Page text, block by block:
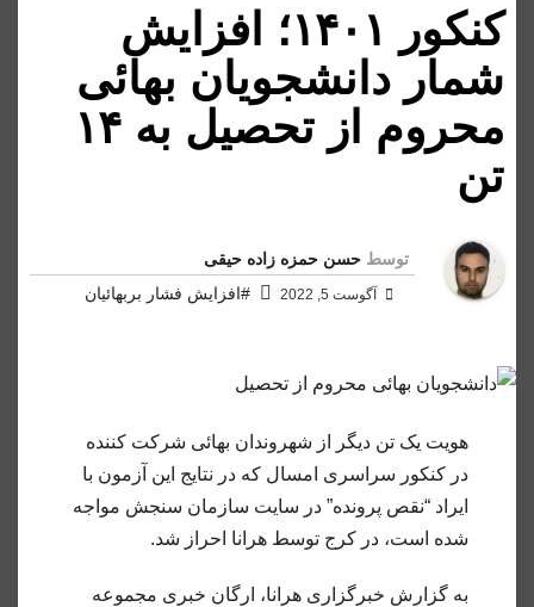
کنکور ۱۴۰۱؛ افزایش
شمار دانشجویان بهائی
محروم از تحصیل به ۱۴
تن
توسط حسن حمزه زاده حیقی
آگوست 5, 2022 #افزایش فشار بربهائیان
هویت یک تن دیگر از شهروندان بهائی شرکت کننده
در کنکور سراسری امسال که در نتایج این آزمون با
ایراد “نقص پرونده” در سایت سازمان سنجش مواجه
شده است، در کرج توسط هرانا احراز شد.
به گزارش خبرگزاری هرانا، ارگان خبری مجموعه